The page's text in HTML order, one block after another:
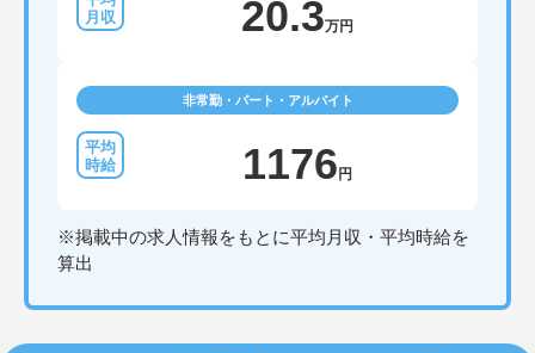
20.3万円
非常勤・パート・アルバイト
1176 円
※掲載中の求人情報をもとに平均月収・平均時給を
算出